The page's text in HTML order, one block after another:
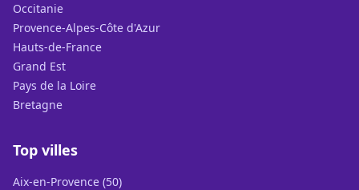
Occitanie
Provence-Alpes-Côte d'Azur
Hauts-de-France
Grand Est
Pays de la Loire
Bretagne
Top villes
Aix-en-Provence (50)